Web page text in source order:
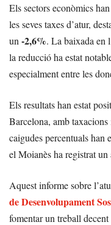
Els sectors econòmics
les seves taxes d’atur,
un -2,6%. La baixada en
la reducció ha estat
especialment entre les
Els resultats han estat
Barcelona, amb
caigudes percentuals han
el Moianès ha registrat un
Aquest informe sobre
de Desenvolupament
fomentar un treball